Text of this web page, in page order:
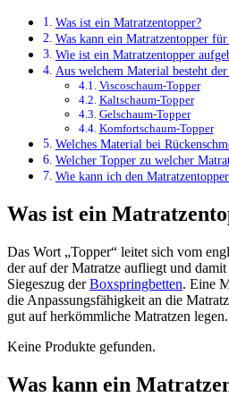
Was ist ein Matratzentopper?
Was kann ein Matratzentopper
Wie ist ein Matratzentopper
Aus welchem Material besteht
Viscoschaum-Topper
Kaltschaum-Topper
Gelschaum-Topper
Komfortschaum-Topper
Welches Material bei
Welcher Topper zu welcher
Wie kann ich den
Was ist ein
Das Wort „Topper“ leitet sich vom
der auf der Matratze aufliegt und
Siegeszug derBoxspringbetten. Eine
die Anpassungsfähigkeit an die
gut auf herkömmliche Matratzen legen.
Keine Produkte gefunden.
Was kann ein